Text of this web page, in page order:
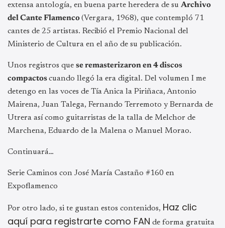
extensa antología, en buena parte heredera de su Archivo
del Cante Flamenco(Vergara, 1968), que contempló 71
cantes de 25 artistas. Recibió el Premio Nacional del
Ministerio de Cultura en el año de su publicación.
Unos registros que se remasterizaron en 4 discos
compactoscuando llegó la era digital. Del volumen I me
detengo en las voces de Tía Anica la Piriñaca, Antonio
Mairena, Juan Talega, Fernando Terremoto y Bernarda de
Utrera así como guitarristas de la talla de Melchor de
Marchena, Eduardo de la Malena o Manuel Morao.
Continuará…
Serie Caminos con José María Castaño #160 en
Expoflamenco
Por otro lado, si te gustan estos contenidos, Haz clic
aquí para registrarte como FAN de forma gratuita